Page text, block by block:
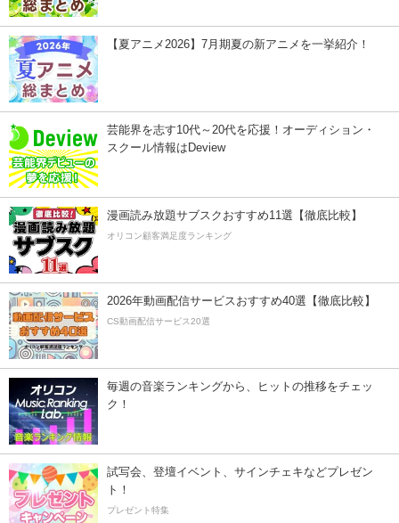
【夏アニメ2026】7月期夏の新アニメを一挙紹介！
芸能界を志す10代～20代を応援！オーディション・
スクール情報はDeview
漫画読み放題サブスクおすすめ11選【徹底比較】
オリコン顧客満足度ランキング
2026年動画配信サービスおすすめ40選【徹底比較】
CS動画配信サービス20選
毎週の音楽ランキングから、ヒットの推移をチェッ
ク！
試写会、登壇イベント、サインチェキなどプレゼン
ト！
プレゼント特集